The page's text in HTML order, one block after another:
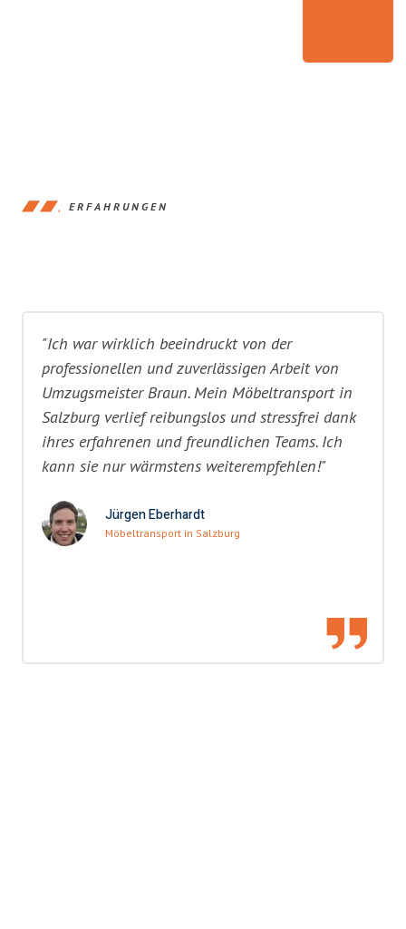
ERFAHRUNGEN
"Ich war wirklich beeindruckt von der
professionellen und zuverlässigen Arbeit von
Umzugsmeister Braun. Mein Möbeltransport in
Salzburg verlief reibungslos und stressfrei dank
ihres erfahrenen und freundlichen Teams. Ich
kann sie nur wärmstens weiterempfehlen!"
Jürgen Eberhardt
Möbeltransport in Salzburg